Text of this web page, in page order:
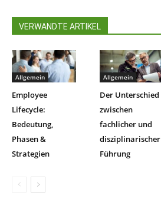
VERWANDTE ARTIKEL
Allgemein
Employee
Lifecycle:
Bedeutung,
Phasen &
Strategien
Allgemein
Der Unterschied
zwischen
fachlicher und
disziplinarischer
Führung